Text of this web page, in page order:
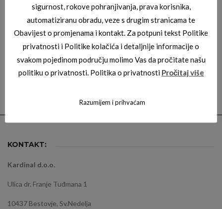
Description
KONTAKT:
Kardinal d.o.o.
Ulica dr. Franje Tuđmana 1
10437 Bestovje, Sv.Nedelja
sigurnost, rokove pohranjivanja, prava korisnika,
automatiziranu obradu, veze s drugim stranicama te
Obavijest o promjenama i kontakt. Za potpuni tekst Politike
privatnosti i Politike kolačića i detaljnije informacije o
svakom pojedinom području molimo Vas da pročitate našu
politiku o privatnosti. Politika o privatnosti Pročitaj više
Razumijem i prihvaćam